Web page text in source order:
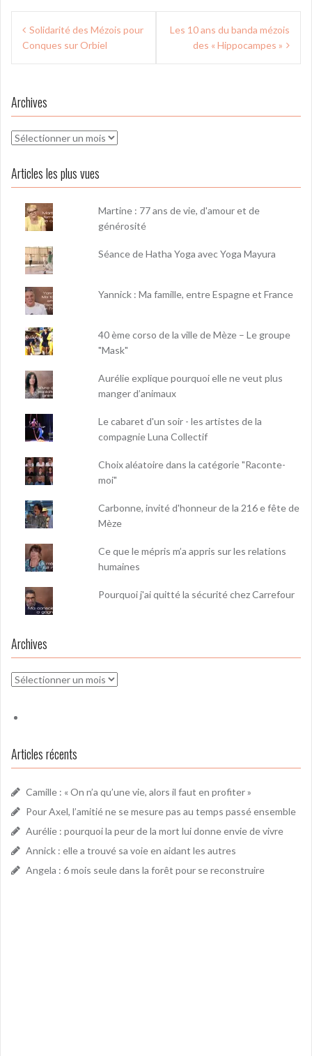
Navigation
deSolidarité des Mézois pour
Conques sur Orbiel
Les 10 ans du banda mézois
des « Hippocampes »
Archives
Archives
Articles les plus vues
Martine : 77 ans de vie, d'amour et de
générosité
Séance de Hatha Yoga avec Yoga Mayura
Yannick : Ma famille, entre Espagne et France
40 ème corso de la ville de Mèze – Le groupe
"Mask"
Aurélie explique pourquoi elle ne veut plus
manger d’animaux
Le cabaret d'un soir - les artistes de la
compagnie Luna Collectif
Choix aléatoire dans la catégorie "Raconte-
moi"
Carbonne, invité d'honneur de la 216 e fête de
Mèze
Ce que le mépris m’a appris sur les relations
humaines
Pourquoi j'ai quitté la sécurité chez Carrefour
Archives
Archives
Articles récents
Camille : « On n’a qu’une vie, alors il faut en profiter »
Pour Axel, l’amitié ne se mesure pas au temps passé ensemble
Aurélie : pourquoi la peur de la mort lui donne envie de vivre
Annick : elle a trouvé sa voie en aidant les autres
Angela : 6 mois seule dans la forêt pour se reconstruire